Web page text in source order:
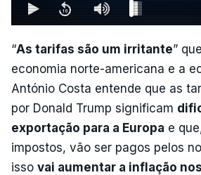
“As tarifas são um irritante”
economia norte-americana e a
António Costa entende que as
por Donald Trump significam
exportação para a Europa e
impostos, vão ser pagos pelos
isso vai aumentar a inflação